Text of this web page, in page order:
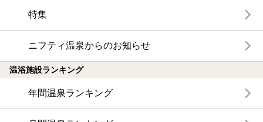
特集
ニフティ温泉からのお知らせ
温浴施設ランキング
年間温泉ランキング